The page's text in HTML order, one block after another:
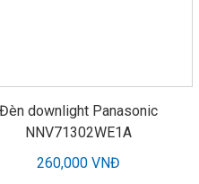
Đèn downlight Panasonic
NNV71302WE1A
260,000 VNĐ